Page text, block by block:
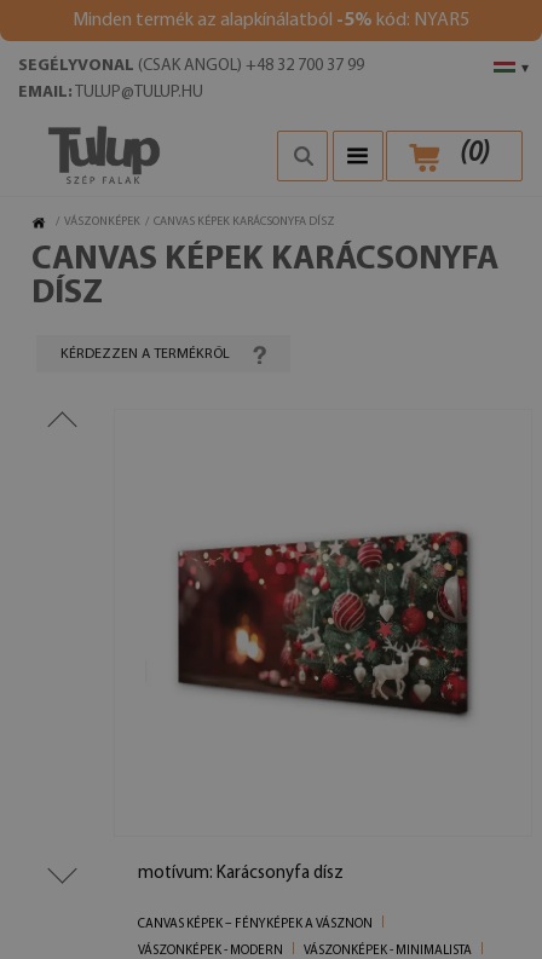
Minden termék az alapkínálatból -5% kód: NYAR5
▾
SEGÉLYVONAL (CSAK ANGOL) +48 32 700 37 99
EMAIL: TULUP@TULUP.HU
(0)
/ VÁSZONKÉPEK / CANVAS KÉPEK KARÁCSONYFA DÍSZ
CANVAS KÉPEK KARÁCSONYFA
DÍSZ
KÉRDEZZEN A TERMÉKRŐL
motívum: Karácsonyfa dísz
CANVAS KÉPEK – FÉNYKÉPEK A VÁSZNON
VÁSZONKÉPEK - MODERN
VÁSZONKÉPEK - MINIMALISTA